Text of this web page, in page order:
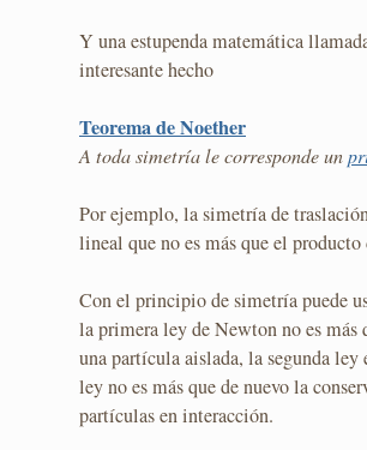
Y una estupenda matemática
interesante hecho
Teorema de Noether
A toda simetría le corresponde un
Por ejemplo, la simetría de
lineal que no es más que el
Con el principio de simetría puede
la primera ley de Newton no es más
una partícula aislada, la segunda
ley no es más que de nuevo la
partículas en interacción.